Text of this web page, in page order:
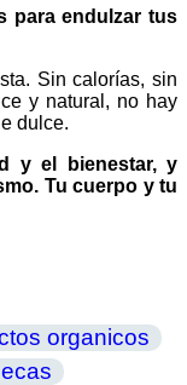
para endulzar tus
Sin calorías, sin
y natural, no hay
dulce.
y el bienestar, y
Tu cuerpo y tu
organicos